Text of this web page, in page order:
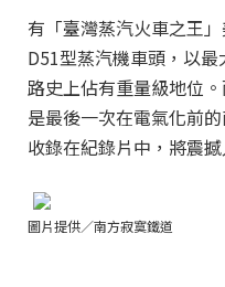
有「臺灣蒸汽火車之王
D51型蒸汽機車頭，以
路史上佔有重量級地位
是最後一次在電氣化前
收錄在紀錄片中，將震
圖片提供／南方寂寞鐵道